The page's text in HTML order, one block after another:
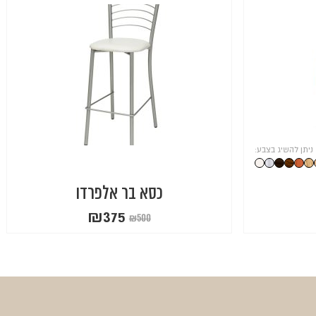
ניתן להשיג בצבע:
כסא בר אלפרדו
₪500
המחיר
₪500.
₪375המחיר
₪375.